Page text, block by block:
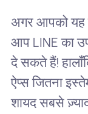
अगर आपको यह
आप LINE का
दे सकते हैं!
ऐप्स जितना
शायद सबसे